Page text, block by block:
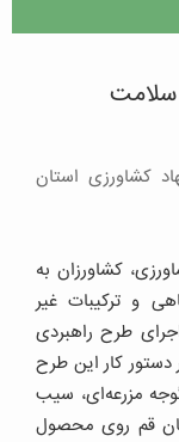
سلامت
کشاورزی استان
کشاورزان به
و ترکیبات غیر
طرح راهبردی
کار این طرح
مزرعه‌ای، سیب
قم روی محصول